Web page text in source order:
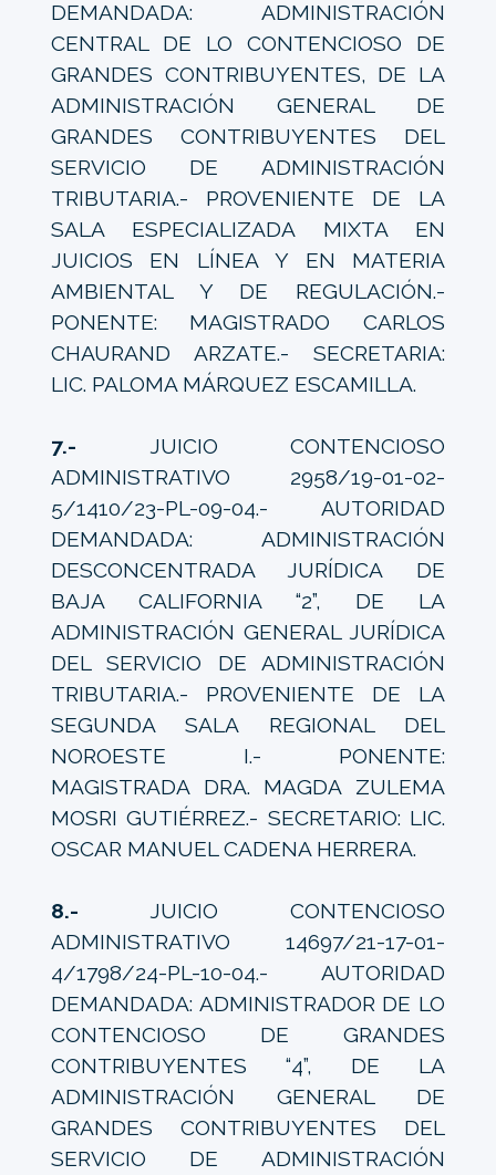
DEMANDADA: ADMINISTRACIÓN
CENTRAL DE LO CONTENCIOSO DE
GRANDES CONTRIBUYENTES, DE LA
ADMINISTRACIÓN GENERAL DE
GRANDES CONTRIBUYENTES DEL
SERVICIO DE ADMINISTRACIÓN
TRIBUTARIA.- PROVENIENTE DE LA
SALA ESPECIALIZADA MIXTA EN
JUICIOS EN LÍNEA Y EN MATERIA
AMBIENTAL Y DE REGULACIÓN.-
PONENTE: MAGISTRADO CARLOS
CHAURAND ARZATE.- SECRETARIA:
LIC. PALOMA MÁRQUEZ ESCAMILLA.
7.- JUICIO CONTENCIOSO
ADMINISTRATIVO 2958/19-01-02-
5/1410/23-PL-09-04.- AUTORIDAD
DEMANDADA: ADMINISTRACIÓN
DESCONCENTRADA JURÍDICA DE
BAJA CALIFORNIA “2”, DE LA
ADMINISTRACIÓN GENERAL JURÍDICA
DEL SERVICIO DE ADMINISTRACIÓN
TRIBUTARIA.- PROVENIENTE DE LA
SEGUNDA SALA REGIONAL DEL
NOROESTE I.- PONENTE:
MAGISTRADA DRA. MAGDA ZULEMA
MOSRI GUTIÉRREZ.- SECRETARIO: LIC.
OSCAR MANUEL CADENA HERRERA.
8.- JUICIO CONTENCIOSO
ADMINISTRATIVO 14697/21-17-01-
4/1798/24-PL-10-04.- AUTORIDAD
DEMANDADA: ADMINISTRADOR DE LO
CONTENCIOSO DE GRANDES
CONTRIBUYENTES “4”, DE LA
ADMINISTRACIÓN GENERAL DE
GRANDES CONTRIBUYENTES DEL
SERVICIO DE ADMINISTRACIÓN